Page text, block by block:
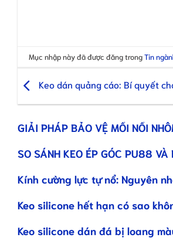
Mục nhập này đã được đăng trongTin
Keo dán quảng cáo: Bí quyết
GIẢI PHÁP BẢO VỆ MỐI NỐI
SO SÁNH KEO ÉP GÓC PU88
Kính cường lực tự nổ: Nguyên
Keo silicone hết hạn có sao
Keo silicone dán đá bị loang